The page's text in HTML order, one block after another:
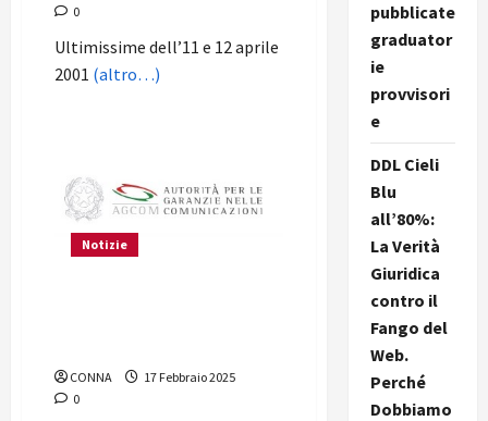
0
Ultimissime dell’11 e 12 aprile
2001 (altro…)
Notizie
CONNA
17 Febbraio 2025
0
pubblicate
graduator
ie
provvisori
e
DDL Cieli
Blu
all’80%:
La Verità
Giuridica
contro il
Fango del
Web.
Perché
Dobbiamo